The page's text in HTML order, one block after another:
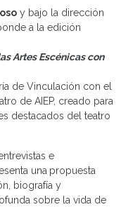
y bajo la dirección
a la edición
Artes Escénicas con
de Vinculación con el
de AIEP, creado para
destacados del teatro
e
una propuesta
biografía y
sobre la vida de